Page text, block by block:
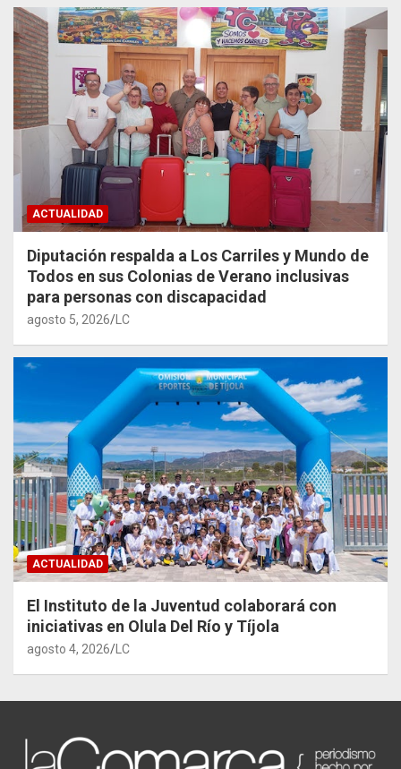
ACTUALIDAD
Diputación respalda a Los Carriles y Mundo de
Todos en sus Colonias de Verano inclusivas
para personas con discapacidad
agosto 5, 2026 LC
ACTUALIDAD
El Instituto de la Juventud colaborará con
iniciativas en Olula Del Río y Tíjola
agosto 4, 2026 LC